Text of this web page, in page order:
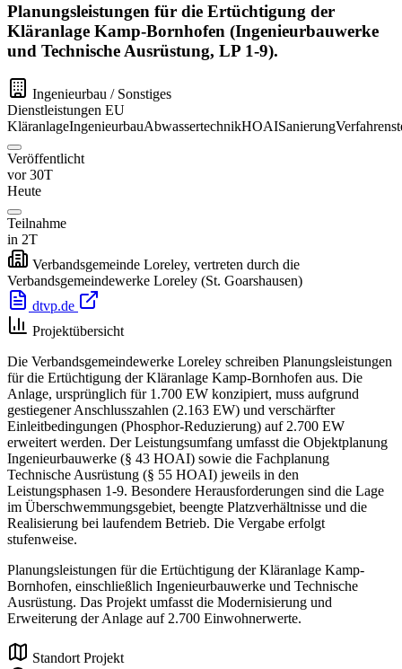
Planungsleistungen für die Ertüchtigung der
Kläranlage Kamp-Bornhofen (Ingenieurbauwerke
und Technische Ausrüstung, LP 1-9).
Ingenieurbau / Sonstiges
Dienstleistungen EU
KläranlageIngenieurbauAbwassertechnikHOAISanierung
Veröffentlicht
vor 30T
Heute
Teilnahme
in 2T
Verbandsgemeinde Loreley, vertreten durch die
Verbandsgemeindewerke Loreley (St. Goarshausen)
dtvp.de
Projektübersicht
Die Verbandsgemeindewerke Loreley schreiben Planungsleistungen
für die Ertüchtigung der Kläranlage Kamp-Bornhofen aus. Die
Anlage, ursprünglich für 1.700 EW konzipiert, muss aufgrund
gestiegener Anschlusszahlen (2.163 EW) und verschärfter
Einleitbedingungen (Phosphor-Reduzierung) auf 2.700 EW
erweitert werden. Der Leistungsumfang umfasst die Objektplanung
Ingenieurbauwerke (§ 43 HOAI) sowie die Fachplanung
Technische Ausrüstung (§ 55 HOAI) jeweils in den
Leistungsphasen 1-9. Besondere Herausforderungen sind die Lage
im Überschwemmungsgebiet, beengte Platzverhältnisse und die
Realisierung bei laufendem Betrieb. Die Vergabe erfolgt
stufenweise.
Planungsleistungen für die Ertüchtigung der Kläranlage Kamp-
Bornhofen, einschließlich Ingenieurbauwerke und Technische
Ausrüstung. Das Projekt umfasst die Modernisierung und
Erweiterung der Anlage auf 2.700 Einwohnerwerte.
Standort Projekt